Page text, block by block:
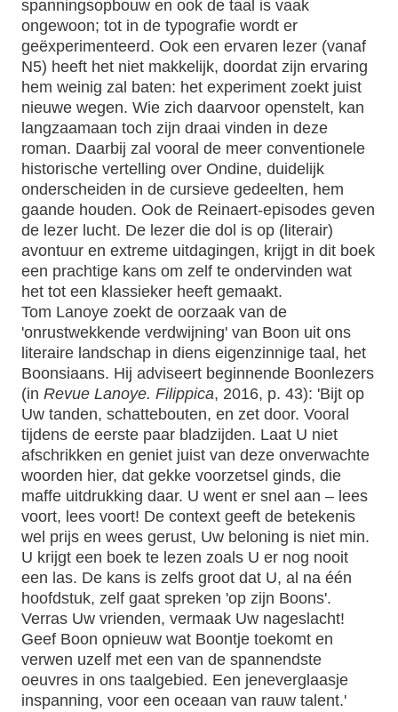
spanningsopbouw en ook de taal is vaak
ongewoon; tot in de typografie wordt er
geëxperimenteerd. Ook een ervaren lezer (vanaf
N5) heeft het niet makkelijk, doordat zijn ervaring
hem weinig zal baten: het experiment zoekt juist
nieuwe wegen. Wie zich daarvoor openstelt, kan
langzaamaan toch zijn draai vinden in deze
roman. Daarbij zal vooral de meer conventionele
historische vertelling over Ondine, duidelijk
onderscheiden in de cursieve gedeelten, hem
gaande houden. Ook de Reinaert-episodes geven
de lezer lucht. De lezer die dol is op (literair)
avontuur en extreme uitdagingen, krijgt in dit boek
een prachtige kans om zelf te ondervinden wat
het tot een klassieker heeft gemaakt.
Tom Lanoye zoekt de oorzaak van de
'onrustwekkende verdwijning' van Boon uit ons
literaire landschap in diens eigenzinnige taal, het
Boonsiaans. Hij adviseert beginnende Boonlezers
(in Revue Lanoye. Filippica, 2016, p. 43): 'Bijt op
Uw tanden, schattebouten, en zet door. Vooral
tijdens de eerste paar bladzijden. Laat U niet
afschrikken en geniet juist van deze onverwachte
woorden hier, dat gekke voorzetsel ginds, die
maffe uitdrukking daar. U went er snel aan – lees
voort, lees voort! De context geeft de betekenis
wel prijs en wees gerust, Uw beloning is niet min.
U krijgt een boek te lezen zoals U er nog nooit
een las. De kans is zelfs groot dat U, al na één
hoofdstuk, zelf gaat spreken 'op zijn Boons'.
Verras Uw vrienden, vermaak Uw nageslacht!
Geef Boon opnieuw wat Boontje toekomt en
verwen uzelf met een van de spannendste
oeuvres in ons taalgebied. Een jeneverglaasje
inspanning, voor een oceaan van rauw talent.'